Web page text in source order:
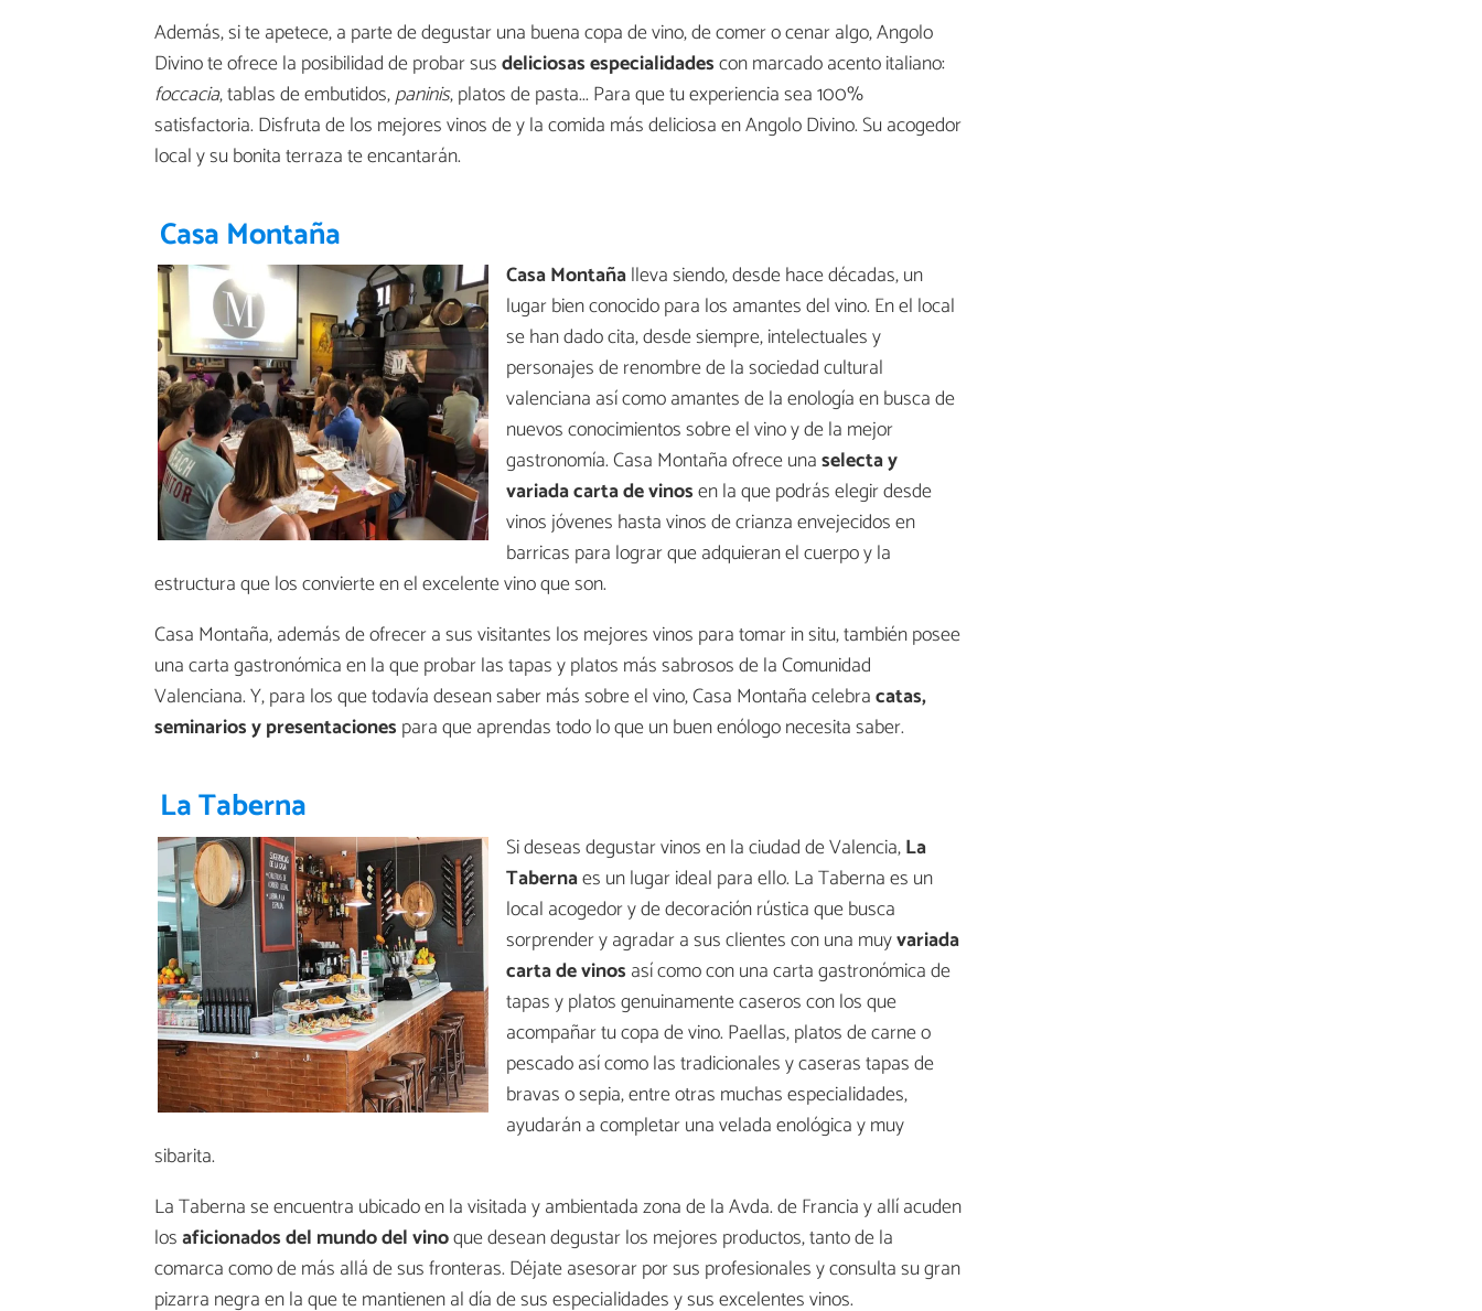
Además, si te apetece, a parte de degustar una buena copa de vino, de comer o cenar algo, Angolo
Divino te ofrece la posibilidad de probar susdeliciosas especialidadescon marcado acento italiano:
foccacia, tablas de embutidos,paninis, platos de pasta... Para que tu experiencia sea 100%
satisfactoria. Disfruta de los mejores vinos de y la comida más deliciosa en Angolo Divino. Su acogedor
local y su bonita terraza te encantarán.
Casa Montaña
Casa Montañalleva siendo, desde hace décadas, un
lugar bien conocido para los amantes del vino. En el local
se han dado cita, desde siempre, intelectuales y
personajes de renombre de la sociedad cultural
valenciana así como amantes de la enología en busca de
nuevos conocimientos sobre el vino y de la mejor
gastronomía. Casa Montaña ofrece unaselecta y
variada carta de vinosen la que podrás elegir desde
vinos jóvenes hasta vinos de crianza envejecidos en
barricas para lograr que adquieran el cuerpo y la
estructura que los convierte en el excelente vino que son.
Casa Montaña, además de ofrecer a sus visitantes los mejores vinos para tomar in situ, también posee
una carta gastronómica en la que probar las tapas y platos más sabrosos de la Comunidad
Valenciana. Y, para los que todavía desean saber más sobre el vino, Casa Montaña celebracatas,
seminarios y presentaciones para que aprendas todo lo que un buen enólogo necesita saber.
La Taberna
Si deseas degustar vinos en la ciudad de Valencia,La
Tabernaes un lugar ideal para ello. La Taberna es un
local acogedor y de decoración rústica que busca
sorprender y agradar a sus clientes con una muyvariada
carta de vinos así como con una carta gastronómica de
tapas y platos genuinamente caseros con los que
acompañar tu copa de vino. Paellas, platos de carne o
pescado así como las tradicionales y caseras tapas de
bravas o sepia, entre otras muchas especialidades,
ayudarán a completar una velada enológica y muy
sibarita.
La Taberna se encuentra ubicado en la visitada y ambientada zona de la Avda. de Francia y allí acuden
losaficionados del mundo del vinoque desean degustar los mejores productos, tanto de la
comarca como de más allá de sus fronteras. Déjate asesorar por sus profesionales y consulta su gran
pizarra negra en la que te mantienen al día de sus especialidades y sus excelentes vinos.